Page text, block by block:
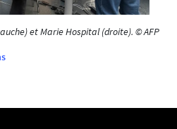
et Marie Hospital (droite). © AFP